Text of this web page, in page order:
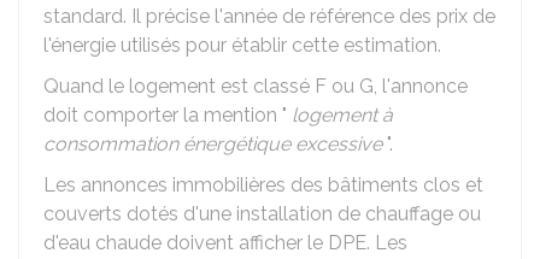
standard. Il précise l'année de référence des prix de
l'énergie utilisés pour établir cette estimation.
Quand le logement est classé F ou G, l'annonce
doit comporter la mention " logement à
consommation énergétique excessive".
Les annonces immobilières des bâtiments clos et
couverts dotés d'une installation de chauffage ou
d'eau chaude doivent afficher le DPE. Les